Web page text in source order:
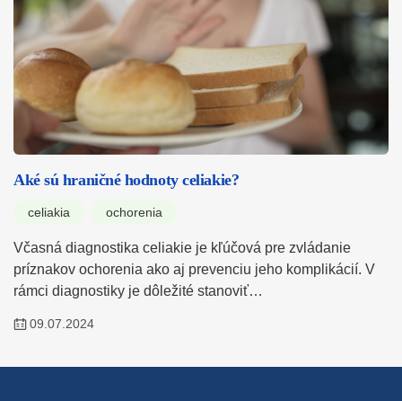
Aké sú hraničné hodnoty celiakie?
celiakia ochorenia
Včasná diagnostika celiakie je kľúčová pre zvládanie
príznakov ochorenia ako aj prevenciu jeho komplikácií. V
rámci diagnostiky je dôležité stanoviť…
09.07.2024